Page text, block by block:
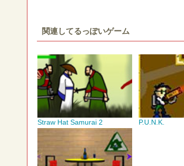
関連してるっぽいゲーム
Straw Hat Samurai 2 P.U.N.K.